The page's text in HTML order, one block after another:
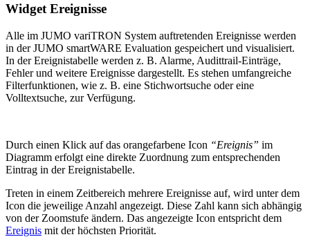
Widget Ereignisse
Alle im JUMO variTRON System auftretenden Ereignisse werden
in der JUMO smartWARE Evaluation gespeichert und visualisiert.
In der Ereignistabelle werden z. B. Alarme, Audittrail-Einträge,
Fehler und weitere Ereignisse dargestellt. Es stehen umfangreiche
Filterfunktionen, wie z. B. eine Stichwortsuche oder eine
Volltextsuche, zur Verfügung.
Durch einen Klick auf das orangefarbene Icon “Ereignis” im
Diagramm erfolgt eine direkte Zuordnung zum entsprechenden
Eintrag in der Ereignistabelle.
Treten in einem Zeitbereich mehrere Ereignisse auf, wird unter dem
Icon die jeweilige Anzahl angezeigt. Diese Zahl kann sich abhängig
von der Zoomstufe ändern. Das angezeigte Icon entspricht dem
Ereignis mit der höchsten Priorität.